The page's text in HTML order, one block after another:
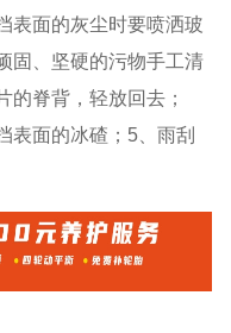
表面的灰尘时要喷洒玻
固、坚硬的污物手工清
的脊背，轻放回去；
表面的冰碴；5、雨刮